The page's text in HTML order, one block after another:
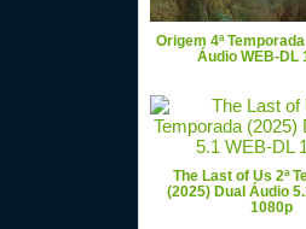
Origem 4ª
Áudio WEB-DL
The Last of Us 2ª
(2025) Dual Áudio
1080p